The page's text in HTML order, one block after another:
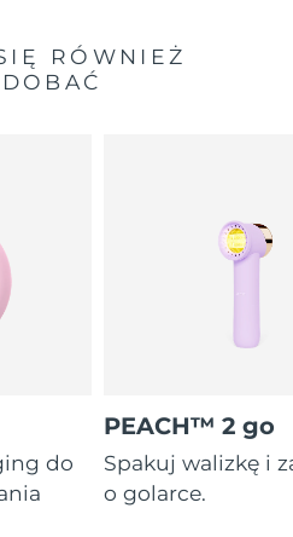
RÓWNIEŻ
do
PEACH™ 2 go
Spakuj walizkę i
o golarce.